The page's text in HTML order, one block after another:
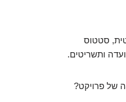
סטטוס
ותשריטים.
של פרויקט?